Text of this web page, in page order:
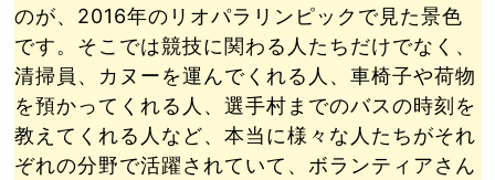
のが、2016年のリオパラリンピックで見た景色
です。そこでは競技に関わる人たちだけでなく、
清掃員、カヌーを運んでくれる人、車椅子や荷物
を預かってくれる人、選手村までのバスの時刻を
教えてくれる人など、本当に様々な人たちがそれ
ぞれの分野で活躍されていて、ボランティアさん